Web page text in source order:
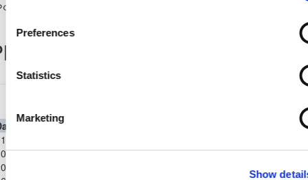
Preferences
Statistics
Marketing
Show
Β' Όμιλος 2021/22
Record
Competition
Out
Πρωτάθλημα
1 3ΑΕΛ ΛΕΜΕΣΟΥ64'
34'